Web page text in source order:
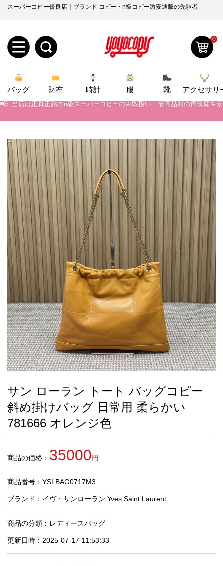
スーパーコピー優良店｜ブランド コピー・n級コピー激安通販の先駆者
規
ザ
ー
登
録
ロ
ン
オ
ー
ー
管
お
ら
せ
yoyocopys@gmail.com
2026人気特集
バッグ
財布
時計
服
ズボン
衣装セット
靴
住まい用品
アクセサリー
ベルト
スカーフ
アイフォーンケ
ース
小物
最
新
製
品
お
す
す
め
商
人
気
商
セ
0
バッグ 財布 時計 服 靴 アクセサリ
📢 当店は正真正銘のn級スーパーコピーのみ取扱い。最高品質の再現度を
📢 2026春の新作続々更新中！期間中のご注文でお得な割引をご利用いただ
📢 当店は正真正銘のn級スーパーコピーのみ取扱い。最高品質の再現度を
2026春の新作続々更新中！期間中のご注文でお得な割引をご利用いただ
新作入荷！ルイ・ヴィトンスーパーコピー バッグ最新モデルが登場。
サン ローラン トート バッグコピー
斜め掛けバッグ 日常用 柔らかい
781666 オレンジ色
商品の価格： 35000円
商品番号：YSLBAG0717M3
ブランド： イヴ・サンローラン Yves Saint Laurent
商品の分類： レディースバッグ
更新日時：2025-07-17 11:53:33